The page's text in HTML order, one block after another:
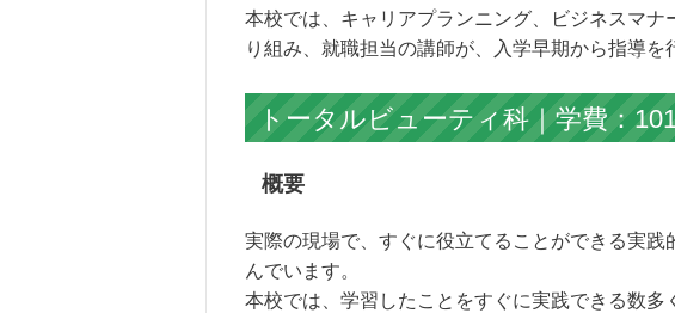
本校では、キャリアプランニング、ビジネスマ
り組み、就職担当の講師が、入学早期から指導を
トータルビューティ科｜学費：
概要
実際の現場で、すぐに役立てることができる実
んでいます。
本校では、学習したことをすぐに実践できる数多